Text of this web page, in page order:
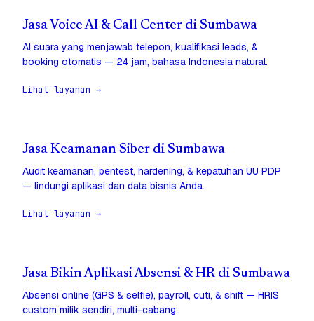
Jasa Voice AI & Call Center di Sumbawa
AI suara yang menjawab telepon, kualifikasi leads, &
booking otomatis — 24 jam, bahasa Indonesia natural.
Lihat layanan →
Jasa Keamanan Siber di Sumbawa
Audit keamanan, pentest, hardening, & kepatuhan UU PDP
— lindungi aplikasi dan data bisnis Anda.
Lihat layanan →
Jasa Bikin Aplikasi Absensi & HR di Sumbawa
Absensi online (GPS & selfie), payroll, cuti, & shift — HRIS
custom milik sendiri, multi-cabang.